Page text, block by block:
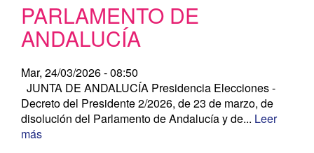
PARLAMENTO DE
ANDALUCÍA
Mar, 24/03/2026 - 08:50
JUNTA DE ANDALUCÍA Presidencia Elecciones -
Decreto del Presidente 2/2026, de 23 de marzo, de
disolución del Parlamento de Andalucía y de... Leer
más